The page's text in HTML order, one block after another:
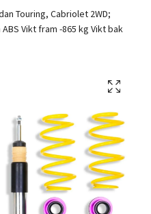
Touring, Cabriolet 2WD;
Vikt fram -865 kg Vikt bak